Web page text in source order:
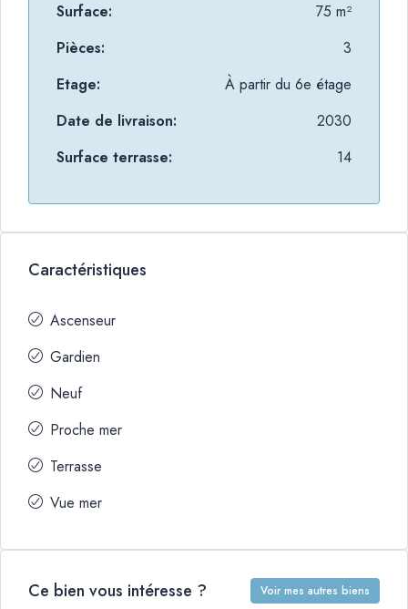
Surface:
75 m²
Pièces:
3
Etage:
À partir du 6e étage
Date de livraison:
2030
Surface terrasse:
14
Caractéristiques
Ascenseur
Gardien
Neuf
Proche mer
Terrasse
Vue mer
Ce bien vous intéresse ? Voir mes autres biens